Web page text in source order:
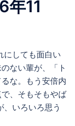
年11
にしても面白い
ない輩が、「ト
な。もう安倍内
、そもそもやば
いろいろ思う